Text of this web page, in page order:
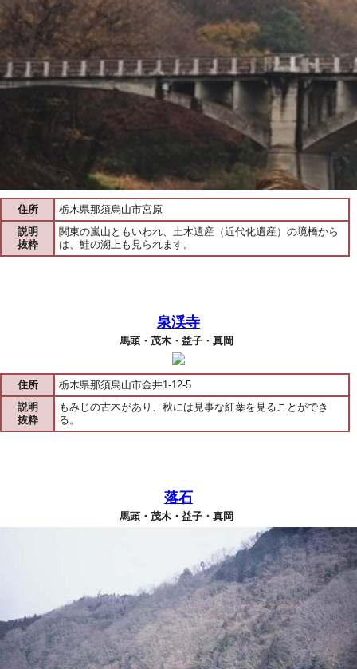
住所
栃木県那須烏山市宮原
説明
抜粋
関東の嵐山ともいわれ、土木遺産（近代化遺産）の境橋から
は、鮭の溯上も見られます。
泉渓寺
馬頭・茂木・益子・真岡
住所
栃木県那須烏山市金井1-12-5
説明
抜粋
もみじの古木があり、秋には見事な紅葉を見ることができ
る。
落石
馬頭・茂木・益子・真岡